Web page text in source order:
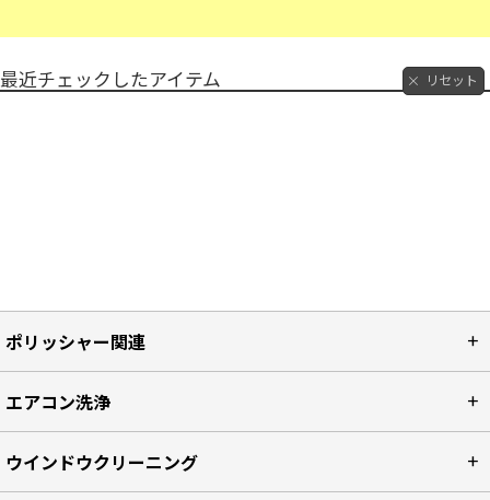
最近チェックしたアイテム リセット
ポリッシャー関連
エアコン洗浄
ウインドウクリーニング